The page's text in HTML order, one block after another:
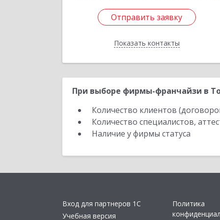
Отправить заявку
Показать контакты
Отправить заявку
Назад
При выборе фирмы-франчайзи в
Количество клиентов
Количество специалистов,
Наличие у фирмы статуса
Вход для партнеров 1С
Учебная версия
Политика